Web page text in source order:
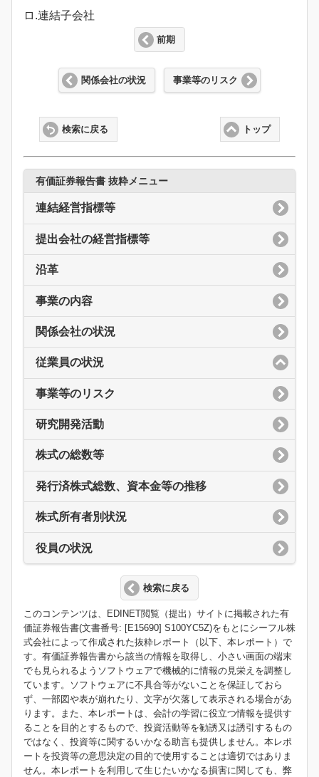
ロ.連結子会社
前期
関係会社の状況 事業等のリスク
トップ
検索に戻る
有価証券報告書 抜粋メニュー
連結経営指標等
提出会社の経営指標等
沿革
事業の内容
関係会社の状況
従業員の状況
事業等のリスク
研究開発活動
株式の総数等
発行済株式総数、資本金等の推移
株式所有者別状況
役員の状況
検索に戻る
このコンテンツは、EDINET閲覧（提出）サイトに掲載された有
価証券報告書(文書番号: [E15690] S100YC5Z)をもとにシーフル株
式会社によって作成された抜粋レポート（以下、本レポート）で
す。有価証券報告書から該当の情報を取得し、小さい画面の端末
でも見られるようソフトウェアで機械的に情報の見栄えを調整し
ています。ソフトウェアに不具合等がないことを保証しておら
ず、一部図や表が崩れたり、文字が欠落して表示される場合があ
ります。また、本レポートは、会計の学習に役立つ情報を提供す
ることを目的とするもので、投資活動等を勧誘又は誘引するもの
ではなく、投資等に関するいかなる助言も提供しません。本レポ
ートを投資等の意思決定の目的で使用することは適切ではありま
せん。本レポートを利用して生じたいかなる損害に関しても、弊